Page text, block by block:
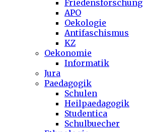
Friedensforschung
APO
Oekologie
Antifaschismus
KZ
Oekonomie
Informatik
Jura
Paedagogik
Schulen
Heilpaedagogik
Studentica
Schulbuecher